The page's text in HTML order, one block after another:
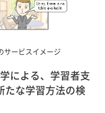
サービスイメージ
による、学習者支
たな学習方法の検